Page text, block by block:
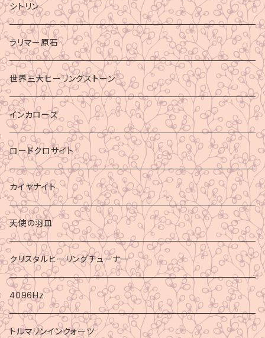
シトリン
ラリマー原石
世界三大ヒーリングストーン
インカローズ
ロードクロサイト
カイヤナイト
天使の羽皿
クリスタルヒーリングチューナー
4096Hz
トルマリンインクォーツ